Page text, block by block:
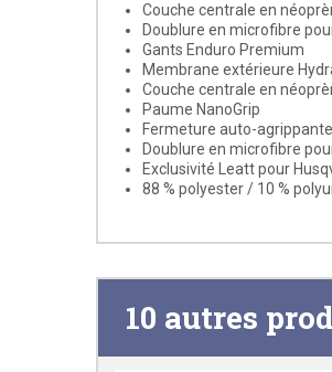
Couche centrale en
Doublure en microfibre
Gants Enduro Premium
Membrane extérieure
Couche centrale en
Paume NanoGrip
Fermeture auto-
Doublure en microfibre
Exclusivité Leatt pour
88 % polyester / 10 %
10 autres